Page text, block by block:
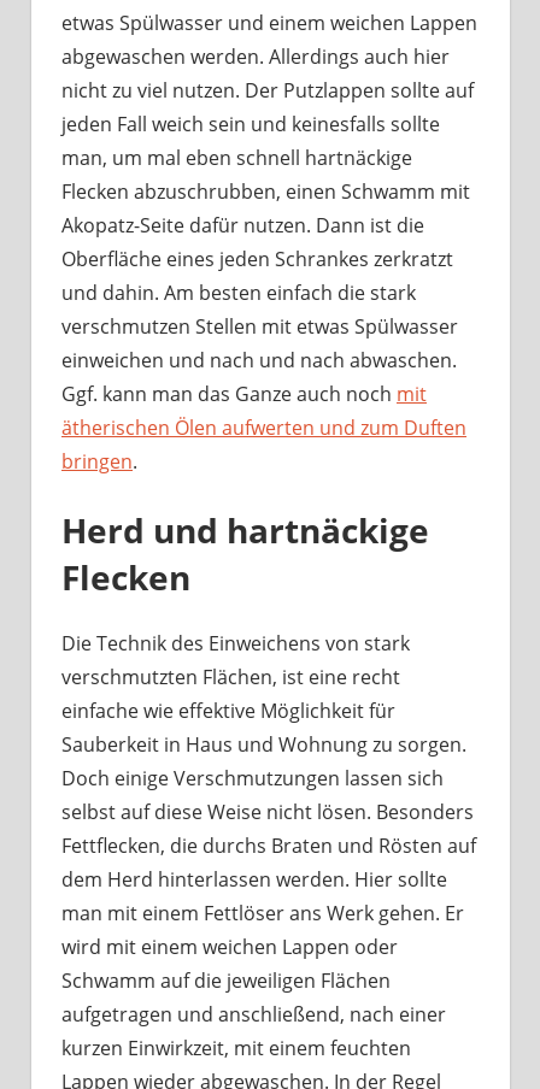
etwas Spülwasser und einem weichen Lappen
abgewaschen werden. Allerdings auch hier
nicht zu viel nutzen. Der Putzlappen sollte auf
jeden Fall weich sein und keinesfalls sollte
man, um mal eben schnell hartnäckige
Flecken abzuschrubben, einen Schwamm mit
Akopatz-Seite dafür nutzen. Dann ist die
Oberfläche eines jeden Schrankes zerkratzt
und dahin. Am besten einfach die stark
verschmutzen Stellen mit etwas Spülwasser
einweichen und nach und nach abwaschen.
Ggf. kann man das Ganze auch noch mit
ätherischen Ölen aufwerten und zum Duften
bringen.
Herd und hartnäckige
Flecken
Die Technik des Einweichens von stark
verschmutzten Flächen, ist eine recht
einfache wie effektive Möglichkeit für
Sauberkeit in Haus und Wohnung zu sorgen.
Doch einige Verschmutzungen lassen sich
selbst auf diese Weise nicht lösen. Besonders
Fettflecken, die durchs Braten und Rösten auf
dem Herd hinterlassen werden. Hier sollte
man mit einem Fettlöser ans Werk gehen. Er
wird mit einem weichen Lappen oder
Schwamm auf die jeweiligen Flächen
aufgetragen und anschließend, nach einer
kurzen Einwirkzeit, mit einem feuchten
Lappen wieder abgewaschen. In der Regel